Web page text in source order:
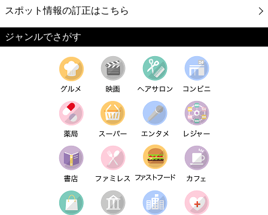
スポット情報の訂正はこちら
ジャンルでさがす